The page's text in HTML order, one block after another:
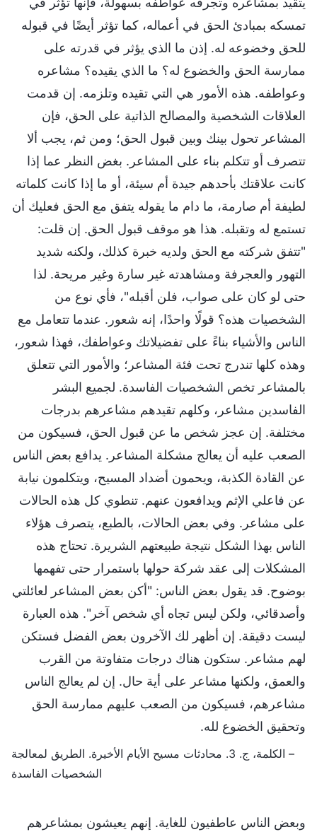
تمسكه بمبادئ الحق في أعماله، كما تؤثر أيضًا في قبوله
للحق وخضوعه له. إذن ما الذي يؤثر في قدرته على
ممارسة الحق والخضوع له؟ ما الذي يقيده؟ مشاعره
وعواطفه. هذه الأمور هي التي تقيده وتلزمه. إن قدمت
العلاقات الشخصية والمصالح الذاتية على الحق، فإن
المشاعر تحول بينك وبين قبول الحق؛ ومن ثم، يجب ألا
تتصرف أو تتكلم بناء على المشاعر. بغض النظر عما إذا
كانت علاقتك بأحدهم جيدة أم سيئة، أو ما إذا كانت كلماته
لطيفة أم صارمة، ما دام ما يقوله يتفق مع الحق فعليك أن
تستمع له وتقبله. هذا هو موقف قبول الحق. إن قلت:
"تتفق شركته مع الحق ولديه خبرة كذلك، ولكنه شديد
التهور والعجرفة ومشاهدته غير سارة وغير مريحة. لذا
حتى لو كان على صواب، فلن أقبله"، فأي نوع من
الشخصيات هذه؟ قولًا واحدًا، إنه شعور. عندما تتعامل مع
الناس والأشياء بناءً على تفضيلاتك وعواطفك، فهذا شعور،
وهذه كلها تندرج تحت فئة المشاعر؛ والأمور التي تتعلق
بالمشاعر تخص الشخصيات الفاسدة. لجميع البشر
الفاسدين مشاعر، وكلهم تقيدهم مشاعرهم بدرجات
مختلفة. إن عجز شخص ما عن قبول الحق، فسيكون من
الصعب عليه أن يعالج مشكلة المشاعر. يدافع بعض الناس
عن القادة الكذبة، ويحمون أضداد المسيح، ويتكلمون نيابة
عن فاعلي الإثم ويدافعون عنهم. تنطوي كل هذه الحالات
على مشاعر. وفي بعض الحالات، بالطبع، يتصرف هؤلاء
الناس بهذا الشكل نتيجة طبيعتهم الشريرة. تحتاج هذه
المشكلات إلى عقد شركة حولها باستمرار حتى تفهمها
بوضوح. قد يقول بعض الناس: "أكن بعض المشاعر لعائلتي
وأصدقائي، ولكن ليس تجاه أي شخص آخر". هذه العبارة
ليست دقيقة. إن أظهر لك الآخرون بعض الفضل فستكن
لهم مشاعر. ستكون هناك درجات متفاوتة من القرب
والعمق، ولكنها مشاعر على أية حال. إن لم يعالج الناس
مشاعرهم، فسيكون من الصعب عليهم ممارسة الحق
وتحقيق الخضوع لله.
– الكلمة، ج. 3. محادثات مسيح الأيام الأخيرة. الطريق لمعالجة
الشخصيات الفاسدة
وبعض الناس عاطفيون للغاية. إنهم يعيشون بمشاعرهم